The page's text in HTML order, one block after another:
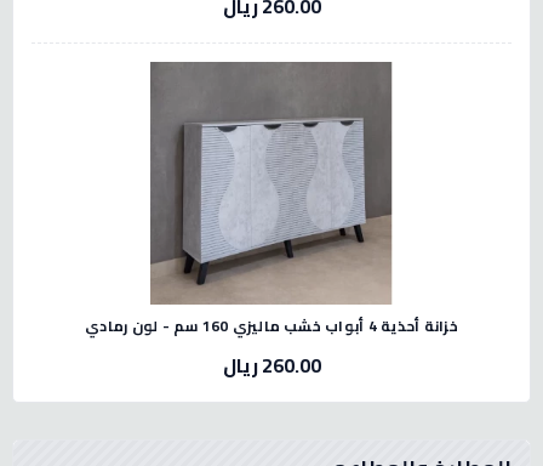
خزانة أحذية 4 أبواب خشب ماليزي 160 سم - لون رمادي
260.00 ريال